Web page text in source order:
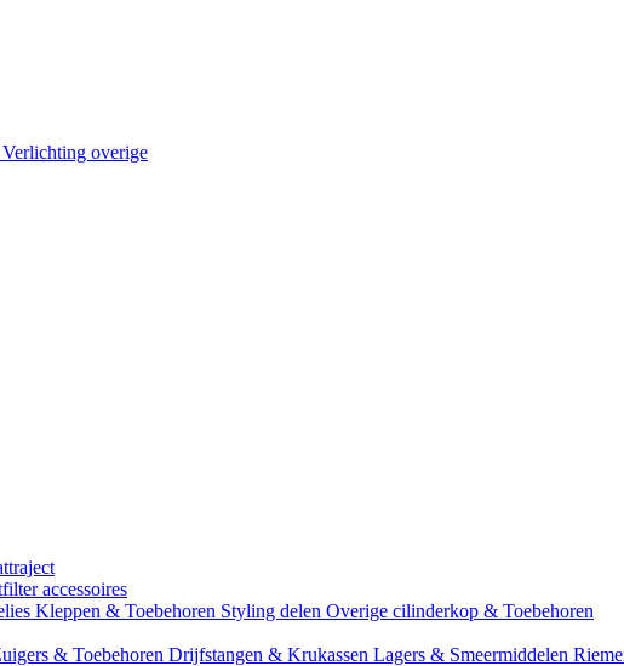
Verlichting overige
accessoires
Kleppen & Toebehoren Styling delen Overige cilinderkop & Toebehoren
& Toebehoren Drijfstangen & Krukassen Lagers & Smeermiddelen